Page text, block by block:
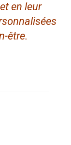
en leur
être.